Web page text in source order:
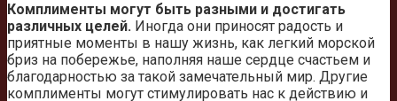
Комплименты могут быть разными и достигать
различных целей. Иногда они приносят радость и
приятные моменты в нашу жизнь, как легкий морской
бриз на побережье, наполняя наше сердце счастьем и
благодарностью за такой замечательный мир. Другие
комплименты могут стимулировать нас к действию и